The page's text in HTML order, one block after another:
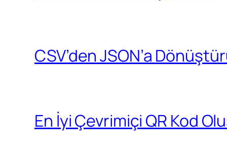
CSV’den JSON’a
En İyi Çevrimiçi QR Kod